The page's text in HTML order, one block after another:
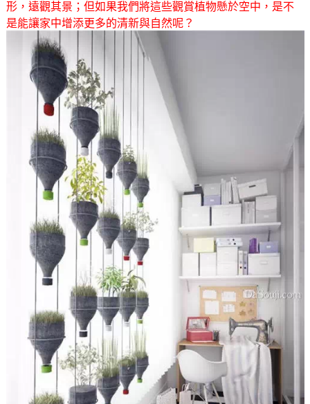
形，遠觀其景；但如果我們將這些觀賞植物懸於空中，是不
是能讓家中增添更多的清新與自然呢？